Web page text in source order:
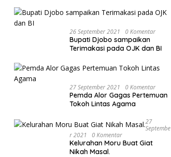
26 September 2021 0 Komentar
Bupati Djobo sampaikan
Terimakasi pada OJK dan BI
27 September 2021 0 Komentar
Pemda Alor Gagas Pertemuan
Tokoh Lintas Agama
27
Septembe
R 2021
0 Komentar
Kelurahan Moru Buat Giat
Nikah Masal.